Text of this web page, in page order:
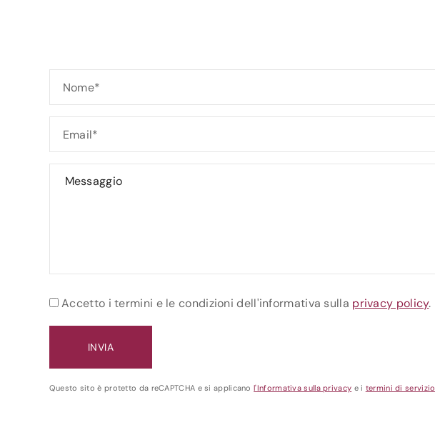
Accetto i termini e le condizioni dell'informativa sulla privacy policy.
Questo sito è protetto da reCAPTCHA e si applicanol'Informativa sulla privacy e i termini di servizio